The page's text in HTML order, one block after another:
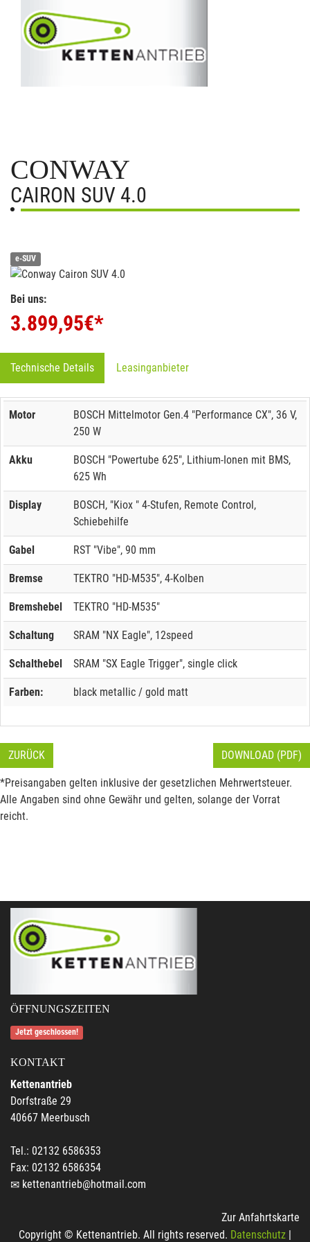
CONWAY
CAIRON SUV 4.0
e-SUV
Bei uns:
3.899,95€*
Technische Details Leasinganbieter
Motor
BOSCH Mittelmotor Gen.4 "Performance CX", 36 V,
250 W
Akku
BOSCH "Powertube 625", Lithium-Ionen mit BMS,
625 Wh
Display
BOSCH, "Kiox " 4-Stufen, Remote Control,
Schiebehilfe
Gabel RST "Vibe", 90 mm
Bremse TEKTRO "HD-M535", 4-Kolben
Bremshebel TEKTRO "HD-M535"
Schaltung SRAM "NX Eagle", 12speed
Schalthebel SRAM "SX Eagle Trigger", single click
Farben: black metallic / gold matt
ZURÜCK DOWNLOAD (PDF)
*Preisangaben gelten inklusive der gesetzlichen Mehrwertsteuer.
Alle Angaben sind ohne Gewähr und gelten, solange der Vorrat
reicht.
ÖFFNUNGSZEITEN
Jetzt geschlossen!
KONTAKT
Kettenantrieb
Dorfstraße 29
40667 Meerbusch
Tel.: 02132 6586353
Fax: 02132 6586354
kettenantrieb@hotmail.com
Zur Anfahrtskarte
Copyright © Kettenantrieb. All rights reserved. Datenschutz |